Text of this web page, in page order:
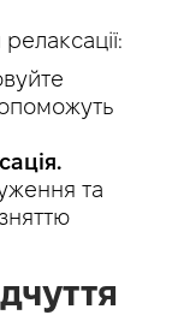
та